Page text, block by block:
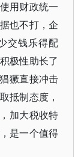
用财政统一
也不打，企
交钱乐得配
极性助长了
獗直接冲击
抵制态度，
加大税收特
是一个值得